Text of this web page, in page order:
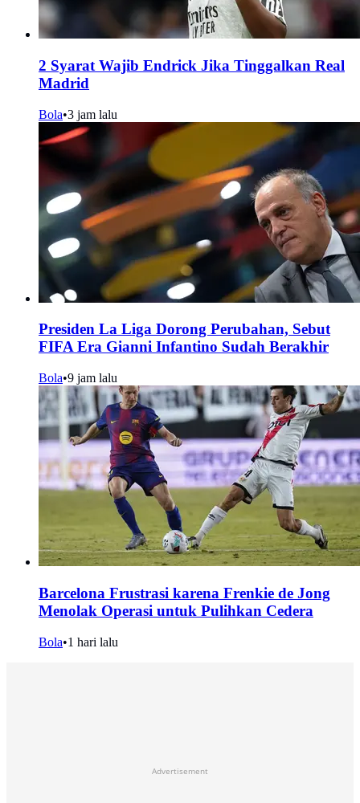
2 Syarat Wajib Endrick Jika Tinggalkan Real
Madrid
Bola•3 jam lalu
Presiden La Liga Dorong Perubahan, Sebut
FIFA Era Gianni Infantino Sudah Berakhir
Bola•9 jam lalu
Barcelona Frustrasi karena Frenkie de Jong
Menolak Operasi untuk Pulihkan Cedera
Bola•1 hari lalu
Advertisement